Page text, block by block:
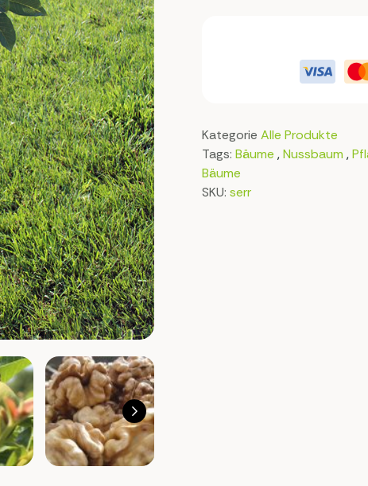
KategorieAlle Produkte
Tags:Bäume ,Nussbaum ,
Bäume
SKU:serr